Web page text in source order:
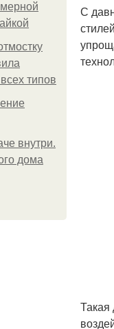
типов
внутри.
дома
С
Такая